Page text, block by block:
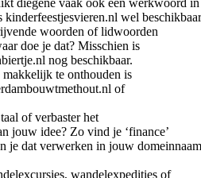
diegene vaak ook een werkwoord in
wel
woorden of lidwoorden
doe je dat? Misschien is
nog beschikbaar.
te onthouden is
of
of verbaster het
jouw idee? Zo vind je ‘finance’
je dat verwerken in jouw
wandelexpedities of